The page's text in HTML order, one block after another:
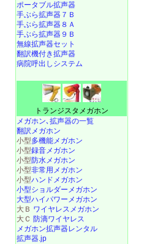
ポータブル拡声器
手ぶら拡声器７Ｂ
手ぶら拡声器８Ａ
手ぶら拡声器９Ｂ
無線拡声器セット
翻訳機付き拡声器
病院呼出しシステム
トランジスタメガホン
メガホン､拡声器の一覧
翻訳メガホン
小型多機能メガホン
小型録音メガホン
小型防水メガホン
小型非常用メガホン
小型ハンドメガホン
小型ショルダーメガホン
大型ハイパワーメガホン
大Ｂ ワイヤレスメガホン
大Ｃ 防滴ワイヤレス
メガホン拡声器レンタル
拡声器.jp